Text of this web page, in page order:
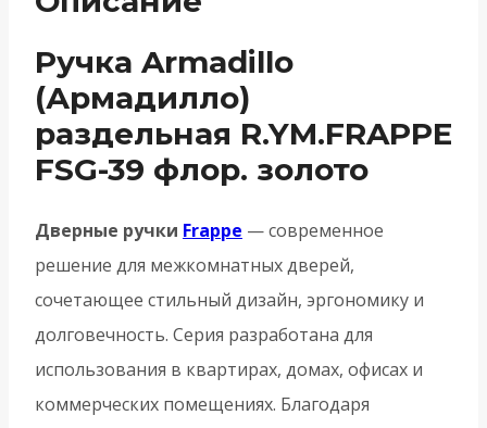
Ручка Armadillo
(Армадилло)
раздельная R.YM.FRAPPE
FSG-39 флор. золото
Дверные ручки Frappe — современное
решение для межкомнатных дверей,
сочетающее стильный дизайн, эргономику и
долговечность. Серия разработана для
использования в квартирах, домах, офисах и
коммерческих помещениях. Благодаря